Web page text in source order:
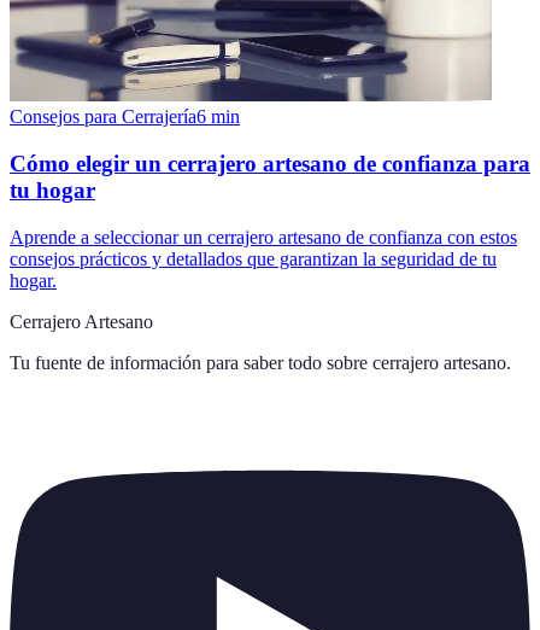
Consejos para Cerrajería6 min
Cómo elegir un cerrajero artesano de confianza para
tu hogar
Aprende a seleccionar un cerrajero artesano de confianza con estos
consejos prácticos y detallados que garantizan la seguridad de tu
hogar.
Cerrajero Artesano
Tu fuente de información para saber todo sobre cerrajero artesano.